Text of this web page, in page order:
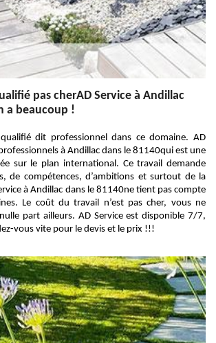
pas cherAD Service à Andillac
a beaucoup !
dit professionnel dans ce domaine. AD
à Andillac dans le 81140qui est une
sur le plan international. Ce travail demande
de compétences, d’ambitions et surtout de la
à Andillac dans le 81140ne tient pas compte
Le coût du travail n’est pas cher, vous ne
part ailleurs. AD Service est disponible 7/7,
vous vite pour le devis et le prix !!!